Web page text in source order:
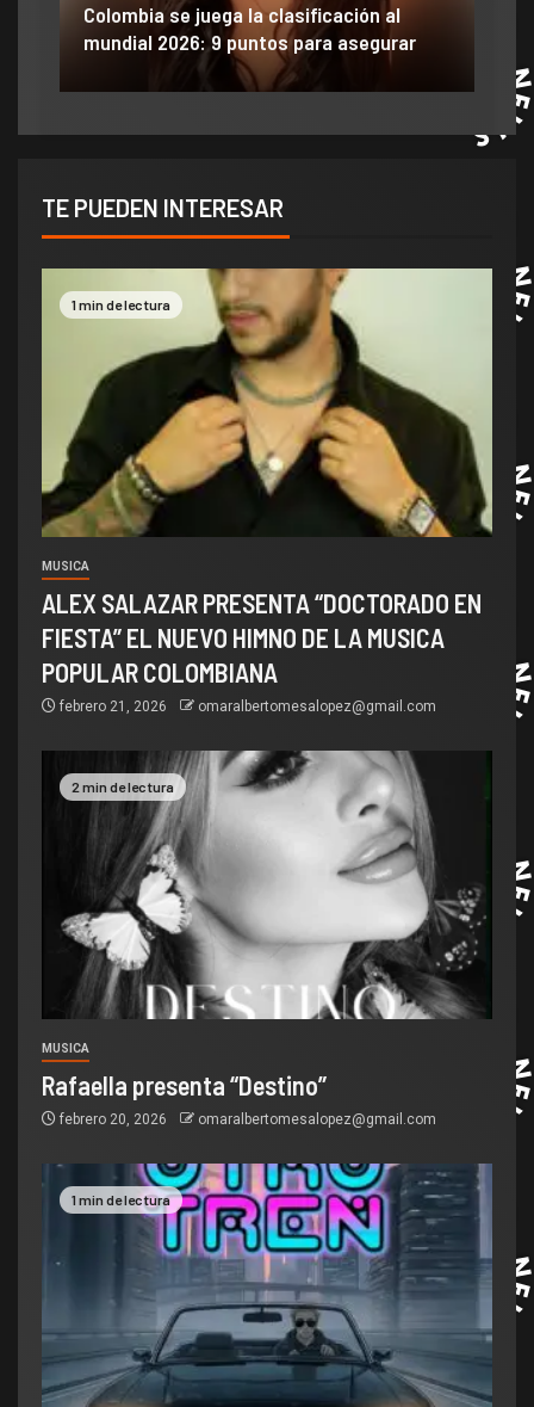
Colombia se juega la clasificación al
mundial 2026: 9 puntos para asegurar
TE PUEDEN INTERESAR
1 min de lectura
MUSICA
ALEX SALAZAR PRESENTA “DOCTORADO EN
FIESTA” EL NUEVO HIMNO DE LA MUSICA
POPULAR COLOMBIANA
febrero 21, 2026 omaralbertomesalopez@gmail.com
2 min de lectura
MUSICA
Rafaella presenta “Destino”
febrero 20, 2026 omaralbertomesalopez@gmail.com
1 min de lectura